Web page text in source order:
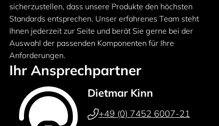
sicherzustellen, dass unsere Produkte den höchsten
Standards entsprechen. Unser erfahrenes Team steht
Ihnen jederzeit zur Seite und berät Sie gerne bei der
Auswahl der passenden Komponenten für Ihre
Anforderungen.
Ihr Ansprechpartner
Dietmar Kinn
+49 (0) 7452 6007-21